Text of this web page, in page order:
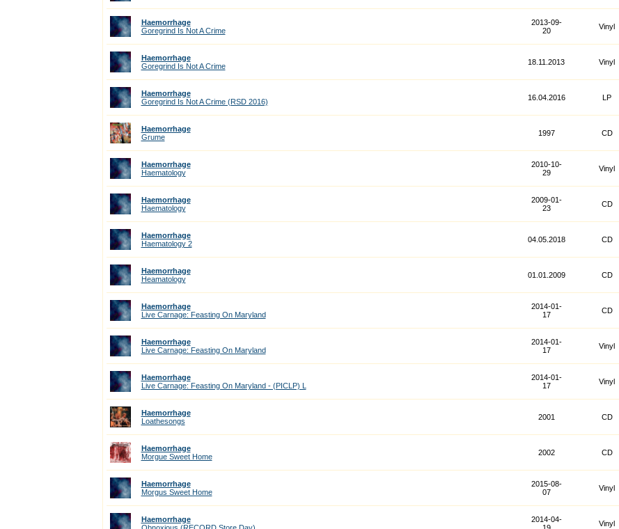
Haemorrhage
Goregrind Is Not A Crime
2013-09-
20
Vinyl
Haemorrhage
Goregrind Is Not A Crime
18.11.2013 Vinyl
Haemorrhage
Goregrind Is Not A Crime (RSD 2016)
16.04.2016 LP
Haemorrhage
Grume
1997 CD
Haemorrhage
Haematology
2010-10-
29
Vinyl
Haemorrhage
Haematology
2009-01-
23
CD
Haemorrhage
Haematology 2
04.05.2018 CD
Haemorrhage
Heamatology
01.01.2009 CD
Haemorrhage
Live Carnage: Feasting On Maryland
2014-01-
17
CD
Haemorrhage
Live Carnage: Feasting On Maryland
2014-01-
17
Vinyl
Haemorrhage
Live Carnage: Feasting On Maryland - (PICLP) L
2014-01-
17
Vinyl
Haemorrhage
Loathesongs
2001 CD
Haemorrhage
Morgue Sweet Home
2002 CD
Haemorrhage
Morgus Sweet Home
2015-08-
07
Vinyl
Haemorrhage
2014-04-
Vinyl